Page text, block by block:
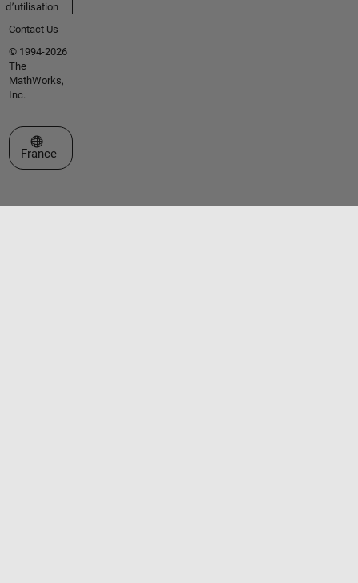
d՚utilisation
Contact Us
© 1994-2026
The
MathWorks,
Inc.
Sélectionner un site web
France